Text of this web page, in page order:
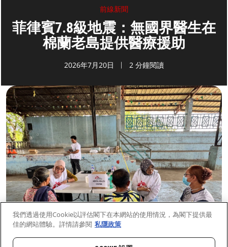
前線新聞
菲律賓7.8級地震：無國界醫生在
棉蘭老島提供醫療援助
2026年7月20日 2 分鐘閱讀
我們透過使用Cookie以評估閣下在本網站的使用情況，為閣下提供最
佳的網站體驗。詳情請參閱 私隱政策